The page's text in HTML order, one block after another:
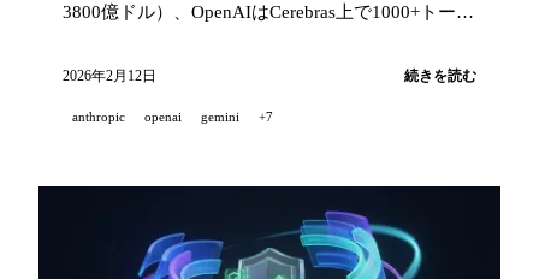
3800億ドル）、OpenAIはCerebras上で1000+トーク
Googleは科学分野で記録的なスコアを持つGemini 3
ムを再編。
2026年2月12日 続きを読む
anthropic openai gemini +7